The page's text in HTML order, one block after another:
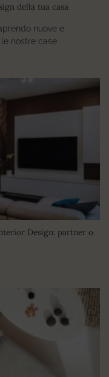
della tua casa
nuove e
nostre case
Design: partner o